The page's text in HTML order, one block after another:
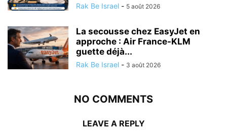
Rak Be Israel - 5 août 2026
La secousse chez EasyJet en
approche : Air France-KLM
guette déjà...
Rak Be Israel - 3 août 2026
NO COMMENTS
LEAVE A REPLY